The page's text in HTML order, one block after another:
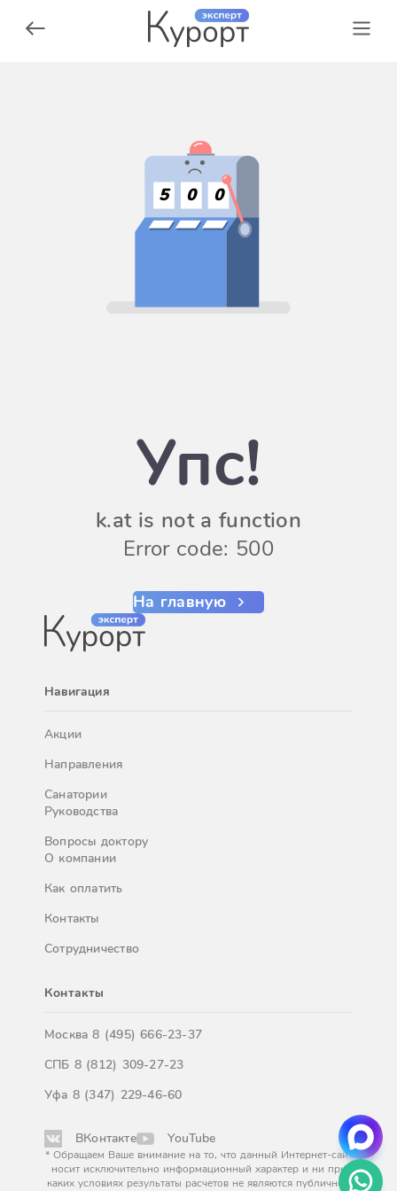
5 0 0
Упс!
k.at is not a function
Error code: 500
На главную
Навигация
Акции
Направления
Санатории
Руководства
Вопросы доктору
О компании
Как оплатить
Контакты
Сотрудничество
Контакты
Москва8 (495) 666-23-37
СПБ 8 (812) 309-27-23
Уфа 8 (347) 229-46-60
ВКонтакте YouTube
* Обращаем Ваше внимание на то, что данный Интернет-сайт
носит исключительно информационный характер и ни при
каких условиях результаты расчетов не являются публичной